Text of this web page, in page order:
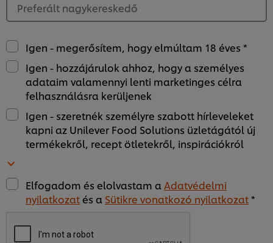
Preferált nagykereskedő
Igen - megerősítem, hogy elmúltam 18 éves *
Igen - hozzájárulok ahhoz, hogy a személyes
adataim valamennyi lenti marketinges célra
felhasználásra kerüljenek
Igen - szeretnék személyre szabott hírleveleket
kapni az Unilever Food Solutions üzletágától új
termékekről, recept ötletekről, inspirációkról
Elfogadom és elolvastam a Adatvédelmi
nyilatkozatés a Sütikre vonatkozó nyilatkozat*